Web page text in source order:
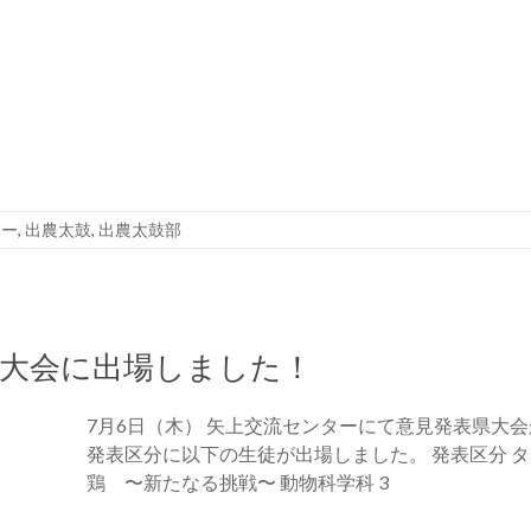
, 出農太鼓, 出農太鼓部
会に出場しました！
7月6日（木） 矢上交流センターにて意見発表県大
発表区分に以下の生徒が出場しました。 発表区分
鶏 〜新たなる挑戦〜 動物科学科 3